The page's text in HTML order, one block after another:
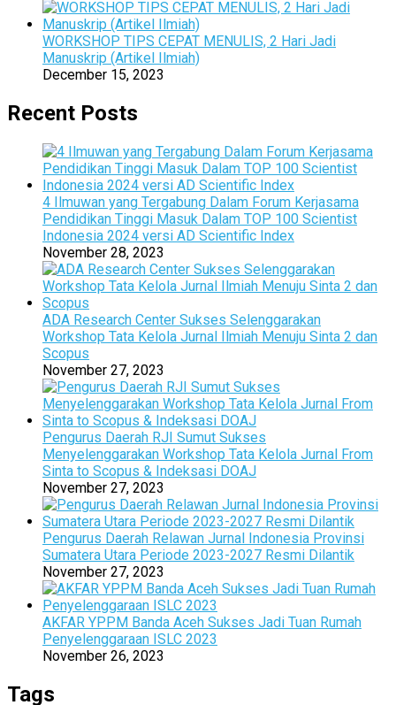
WORKSHOP TIPS CEPAT MENULIS, 2 Hari Jadi
Manuskrip (Artikel Ilmiah)
December 15, 2023
Recent Posts
4 Ilmuwan yang Tergabung Dalam Forum Kerjasama
Pendidikan Tinggi Masuk Dalam TOP 100 Scientist
Indonesia 2024 versi AD Scientific Index
November 28, 2023
ADA Research Center Sukses Selenggarakan
Workshop Tata Kelola Jurnal Ilmiah Menuju Sinta 2 dan
Scopus
November 27, 2023
Pengurus Daerah RJI Sumut Sukses
Menyelenggarakan Workshop Tata Kelola Jurnal From
Sinta to Scopus & Indeksasi DOAJ
November 27, 2023
Pengurus Daerah Relawan Jurnal Indonesia Provinsi
Sumatera Utara Periode 2023-2027 Resmi Dilantik
November 27, 2023
AKFAR YPPM Banda Aceh Sukses Jadi Tuan Rumah
Penyelenggaraan ISLC 2023
November 26, 2023
Tags